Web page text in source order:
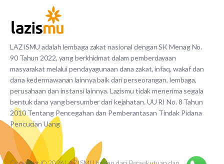
LAZISMU adalah lembaga zakat nasional dengan SK Menag No.
90 Tahun 2022, yang berkhidmat dalam pemberdayaan
masyarakat melalui pendayagunaan dana zakat, infaq, wakaf dan
dana kedermawanan lainnya baik dari perseorangan, lembaga,
perusahaan dan instansi lainnya. Lazismu tidak menerima segala
bentuk dana yang bersumber dari kejahatan. UU RI No. 8 Tahun
2010 Tentang Pencegahan dan Pemberantasan Tindak Pidana
Pencucian Uang